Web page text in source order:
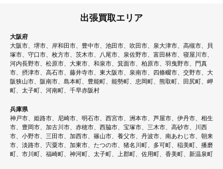
ゲ
シ
ョ
出張買取エリア
大阪府
大阪市、堺市、岸和田市、豊中市、池田市、吹田市、泉大津市、高槻市、貝
塚市、守口市、枚方市、茨木市、八尾市、泉佐野市、富田林市、寝屋川市、
河内長野市、松原市、大東市、和泉市、箕面市、柏原市、羽曳野市、門真
市、摂津市、高石市、藤井寺市、東大阪市、泉南市、四條畷市、交野市、大
阪狭山市、阪南市、島本町、豊能町、能勢町、忠岡町、熊取町、田尻町、岬
町、太子町、河南町、千早赤阪村
兵庫県
神戸市、姫路市、尼崎市、明石市、西宮市、洲本市、芦屋市、伊丹市、相生
市、豊岡市、加古川市、赤穂市、西脇市、宝塚市、三木市、高砂市、川西
市、小野市、三田市、加西市、篠山市、養父市、丹波市、南あわじ市、朝来
市、淡路市、宍粟市、加東市、たつの市、猪名川町、多可町、稲美町、播磨
町、市川町、福崎町、神河町、太子町、上郡町、佐用町、香美町、新温泉町